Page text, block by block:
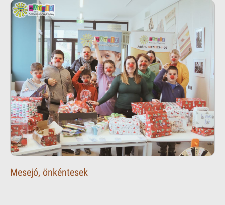
Mesejó, önkéntesek